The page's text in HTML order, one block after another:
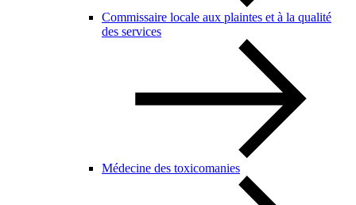
Commissaire locale aux plaintes et à la qualité
des services
Médecine des toxicomanies